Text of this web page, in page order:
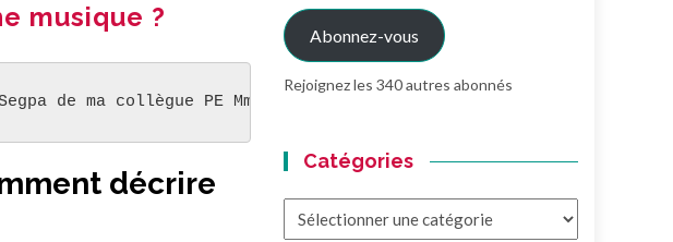
musique ?
de ma collègue PE Mme Fourteau.
décrire
mail
Abonnez-vous
Rejoignez les 340 autres abonnés
Catégories